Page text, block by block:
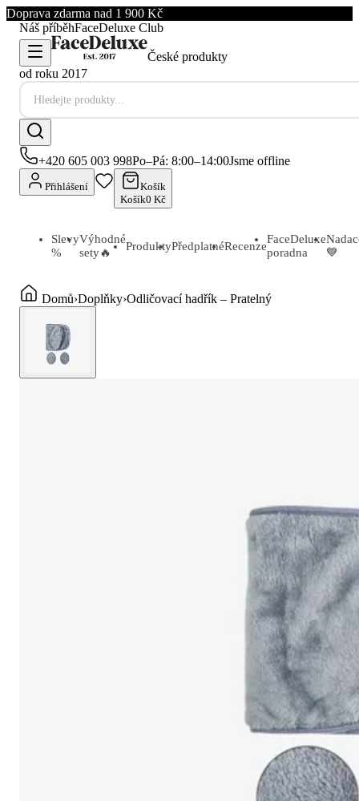
Doprava zdarma nad 1 900 Kč
Náš příběhFaceDeluxe Club
České produkty
od roku 2017
+420 605 003 998Po–Pá: 8:00–14:00Jsme offline
Přihlášení
Košík
Košík0 Kč
Slevy
%
Výhodné
sety🔥
ProduktyPředplatnéRecenze
FaceDeluxe
poradna
💙
Domů›Doplňky›Odličovací hadřík – Pratelný